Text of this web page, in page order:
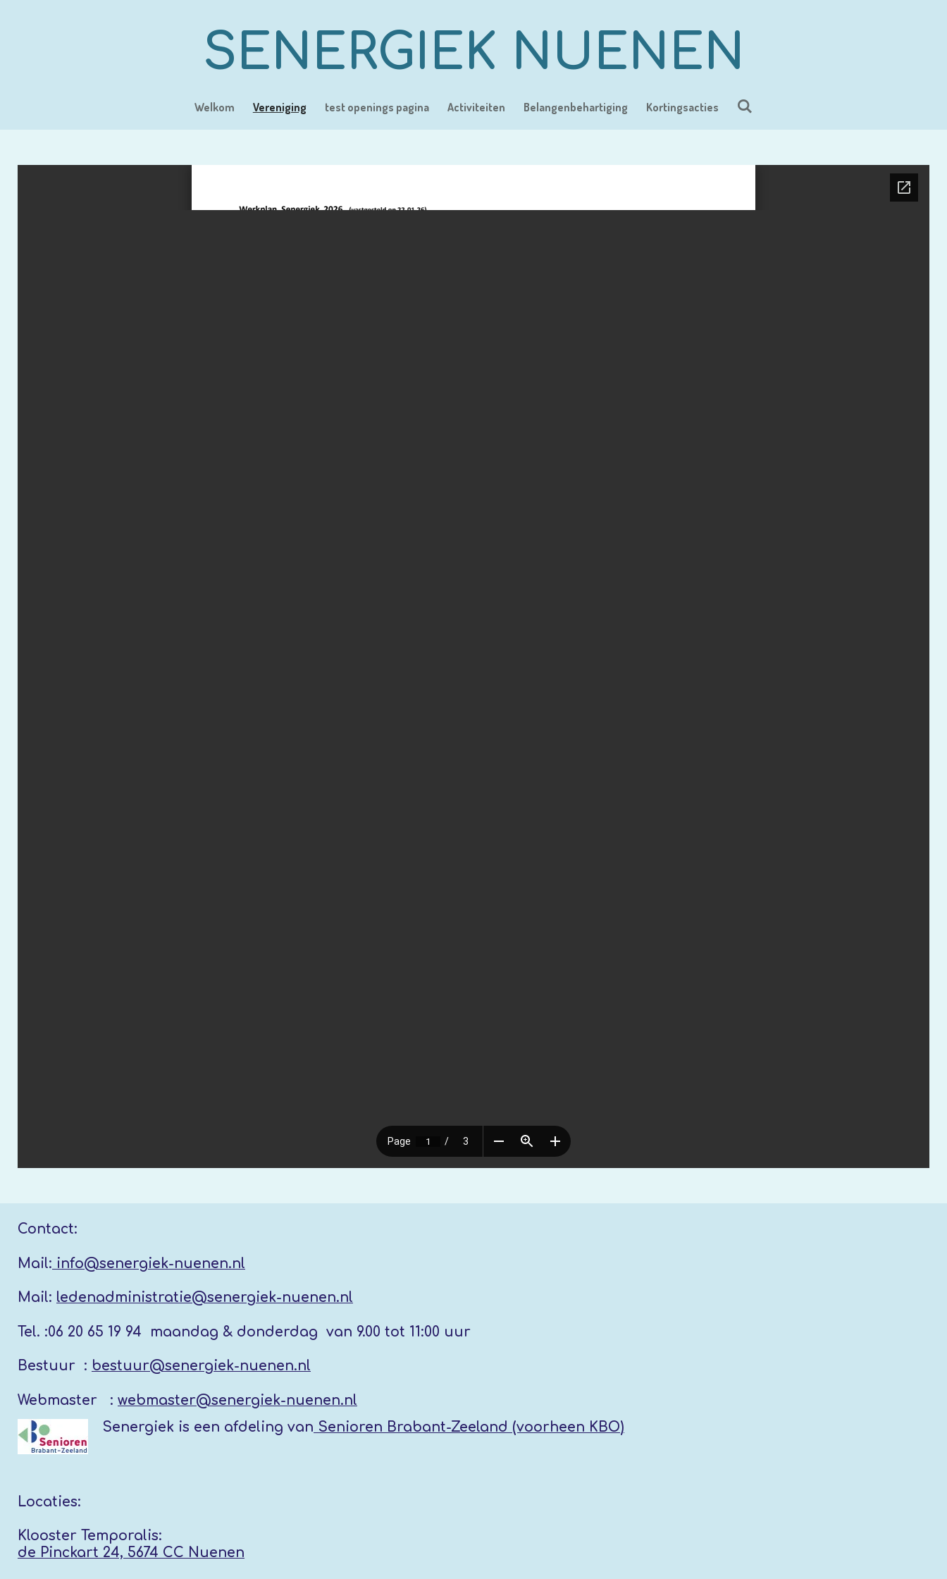
SENERGIEK NUENEN
Welkom Vereniging test openings pagina Activiteiten Belangenbehartiging Kortingsacties
Contact:
Mail: info@senergiek-nuenen.nl
Mail: ledenadministratie@senergiek-nuenen.nl
Tel. :06 20 65 19 94 maandag & donderdag van 9.00 tot 11:00 uur
Bestuur : bestuur@senergiek-nuenen.nl
Webmaster : webmaster@senergiek-nuenen.nl
Senergiek is een afdeling van Senioren Brabant-Zeeland (voorheen KBO)
Locaties:
Klooster Temporalis:
de Pinckart 24, 5674 CC Nuenen